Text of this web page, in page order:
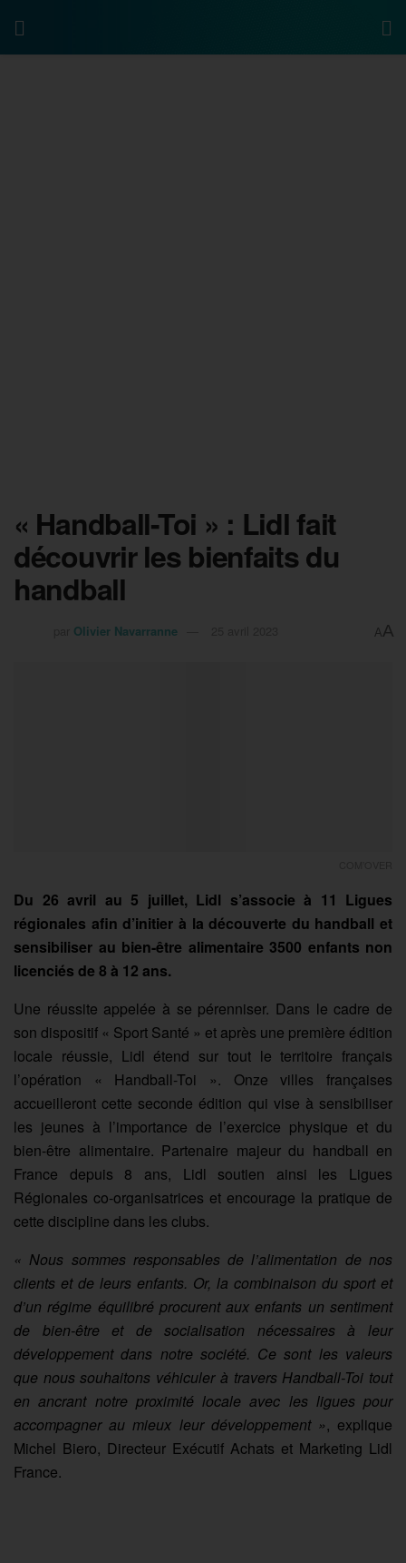
« Handball-Toi » : Lidl fait
découvrir les bienfaits du
handball
Olivier Navarranne AA
Du 26 avril au 5 juillet, Lidl s’associe à 11 Ligues
régionales afin d’initier à la découverte du handball et
sensibiliser au bien-être alimentaire 3500 enfants non
licenciés de 8 à 12 ans.
Une réussite appelée à se pérenniser. Dans le cadre de
son dispositif « Sport Santé » et après une première édition
locale réussie, Lidl étend sur tout le territoire français
l’opération « Handball-Toi ». Onze villes françaises
accueilleront cette seconde édition qui vise à sensibiliser
les jeunes à l’importance de l’exercice physique et du
bien-être alimentaire. Partenaire majeur du handball en
France depuis 8 ans, Lidl soutien ainsi les Ligues
Régionales co-organisatrices et encourage la pratique de
cette discipline dans les clubs.
« Nous sommes responsables de l’alimentation de nos
clients et de leurs enfants. Or, la combinaison du sport et
d’un régime équilibré procurent aux enfants un sentiment
de bien-être et de socialisation nécessaires à leur
développement dans notre société. Ce sont les valeurs
que nous souhaitons véhiculer à travers Handball-Toi tout
en ancrant notre proximité locale avec les ligues pour
accompagner au mieux leur développement », explique
Michel Biero, Directeur Exécutif Achats et Marketing Lidl
France.